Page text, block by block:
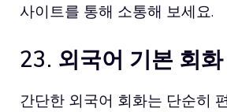
사이트를 통해 소통해 보세요.
23. 외국어 기본 회
간단한 외국어 회화는 단순히